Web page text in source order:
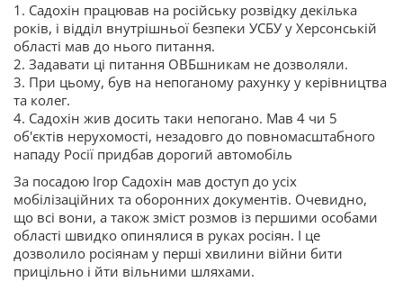
1. Садохін працював на російську розвідку декілька
років, і відділ внутрішньої безпеки УСБУ у Херсонській
області мав до нього питання.
2. Задавати ці питання ОВБшникам не дозволяли.
3. При цьому, був на непоганому рахунку у керівництва
та колег.
4. Садохін жив досить таки непогано. Мав 4 чи 5
об'єктів нерухомості, незадовго до повномасштабного
нападу Росії придбав дорогий автомобіль
За посадою Ігор Садохін мав доступ до усіх
мобілізаційних та оборонних документів. Очевидно,
що всі вони, а також зміст розмов із першими особами
області швидко опинялися в руках росіян. І це
дозволило росіянам у перші хвилини війни бити
прицільно і йти вільними шляхами.